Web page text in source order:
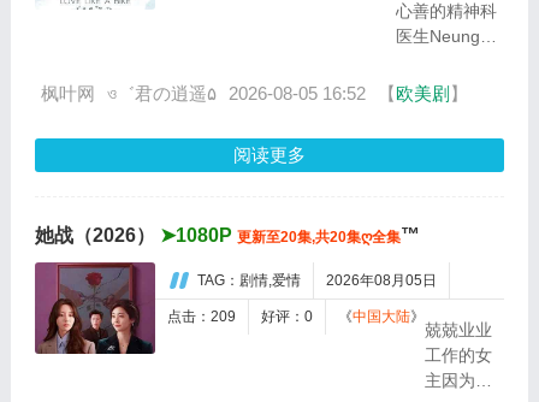
心善的精神科
医生Neung和
商人家庭、患
怕被触摸）的
事。...
枫叶网 ও゛君の逍遥۵ 2026-08-05 16:52 【欧美剧 】
阅读更多
她战（2026） ➤1080P 更新至20集,共20集ღ全集™
TAG：剧情,爱情 2026年08月05日
点击：209 好评：0 《中国大陆》
兢兢业业
工作的女
主因为怀